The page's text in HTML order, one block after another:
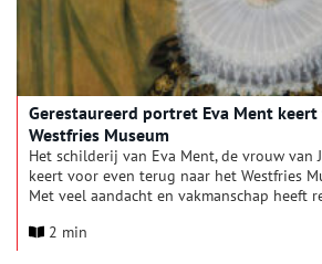
Gerestaureerd portret Eva Ment
Westfries Museum
Het schilderij van Eva Ment, de vrouw van
keert voor even terug naar het Westfries
Met veel aandacht en vakmanschap heeft
rond 1625 geschilderd werd door Jacob
2 min